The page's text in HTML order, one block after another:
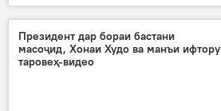
Шириншоҳ Шотемур
даргузашт
Дар Русия
Президент дар бораи бастани
масоҷид, Хонаи Худо ва манъи ифтору
таровеҳ-видео